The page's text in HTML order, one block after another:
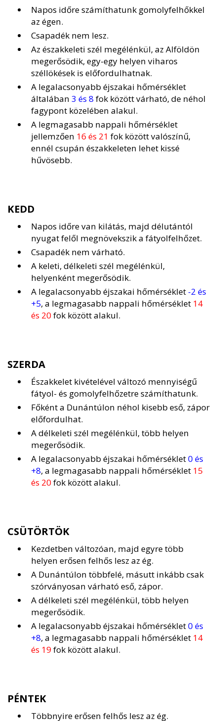
Napos időre számíthatunk gomolyfelhőkkel
az égen.
Csapadék nem lesz.
Az északkeleti szél megélénkül, az Alföldön
megerősödik, egy-egy helyen viharos
széllökések is előfordulhatnak.
A legalacsonyabb éjszakai hőmérséklet
általában 3 és 8 fok között várható, de néhol
fagypont közelében alakul.
A legmagasabb nappali hőmérséklet
jellemzően 16 és 21 fok között valószínű,
ennél csupán északkeleten lehet kissé
hűvösebb.
KEDD
Napos időre van kilátás, majd délutántól
nyugat felől megnövekszik a fátyolfelhőzet.
Csapadék nem várható.
A keleti, délkeleti szél megélénkül,
helyenként megerősödik.
A legalacsonyabb éjszakai hőmérséklet -2 és
+5, a legmagasabb nappali hőmérséklet 14
és 20fok között alakul.
SZERDA
Északkelet kivételével változó mennyiségű
fátyol- és gomolyfelhőzetre számíthatunk.
Főként a Dunántúlon néhol kisebb eső, zápor
előfordulhat.
A délkeleti szél megélénkül, több helyen
megerősödik.
A legalacsonyabb éjszakai hőmérséklet0 és
+8, a legmagasabb nappali hőmérséklet 15
és 20fok között alakul.
CSÜTÖRTÖK
Kezdetben változóan, majd egyre több
helyen erősen felhős lesz az ég.
A Dunántúlon többfelé, másutt inkább csak
szórványosan várható eső, zápor.
A délkeleti szél megélénkül, több helyen
megerősödik.
A legalacsonyabb éjszakai hőmérséklet0 és
+8, a legmagasabb nappali hőmérséklet 14
és 19fok között alakul.
PÉNTEK
Többnyire erősen felhős lesz az ég.